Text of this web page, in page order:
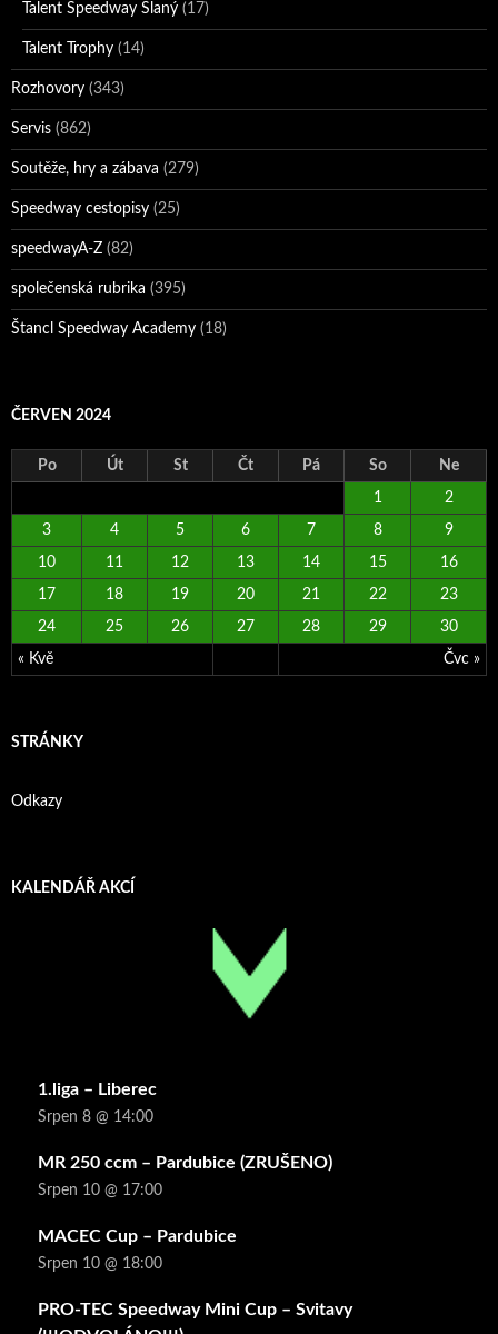
Talent Speedway Slaný (17)
Talent Trophy (14)
Rozhovory (343)
Servis (862)
Soutěže, hry a zábava (279)
Speedway cestopisy (25)
speedwayA-Z (82)
společenská rubrika (395)
Štancl Speedway Academy (18)
ČERVEN 2024
Po Út St Čt Pá So Ne
« Kvě Čvc »
1 2
3 4 5 6 7 8 9
10 11 12 13 14 15 16
17 18 19 20 21 22 23
24 25 26 27 28 29 30
STRÁNKY
Odkazy
KALENDÁŘ AKCÍ
1.liga – Liberec
Srpen 8 @ 14:00
MR 250 ccm – Pardubice (ZRUŠENO)
Srpen 10 @ 17:00
MACEC Cup – Pardubice
Srpen 10 @ 18:00
PRO-TEC Speedway Mini Cup – Svitavy